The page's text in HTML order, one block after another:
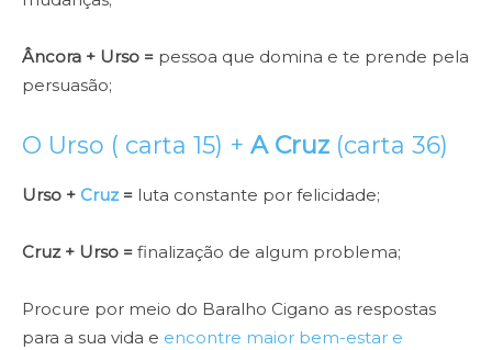
Âncora + Urso = pessoa que domina e te prende pela
persuasão;
O Urso ( carta 15) + A Cruz (carta 36)
Urso + Cruz= luta constante por felicidade;
Cruz + Urso = finalização de algum problema;
Procure por meio do Baralho Cigano as respostas
para a sua vida e encontre maior bem-estar e